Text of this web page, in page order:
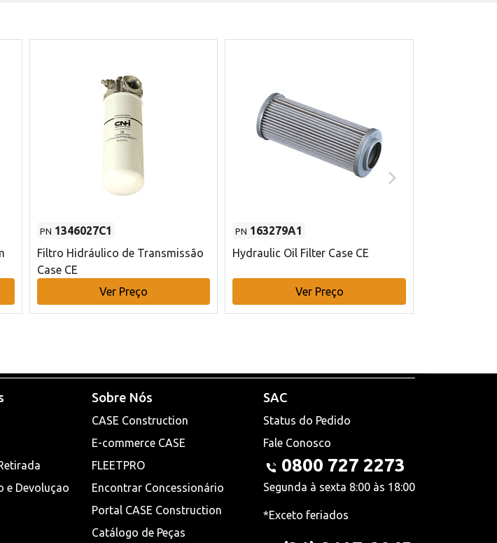
PN 1346027C1
Filtro Hidráulico de Transmissão
Case CE
Ver Preço
PN 163279A1
Hydraulic Oil Filter Case CE
Ver Preço
e Devoluçao
Sobre Nós
CASE Construction
E-commerce CASE
FLEETPRO
Encontrar Concessionário
Portal CASE Construction
Catálogo de Peças
SAC
Status do Pedido
Fale Conosco
0800 727 2273
Segunda à sexta 8:00 às 18:00
*Exceto feriados